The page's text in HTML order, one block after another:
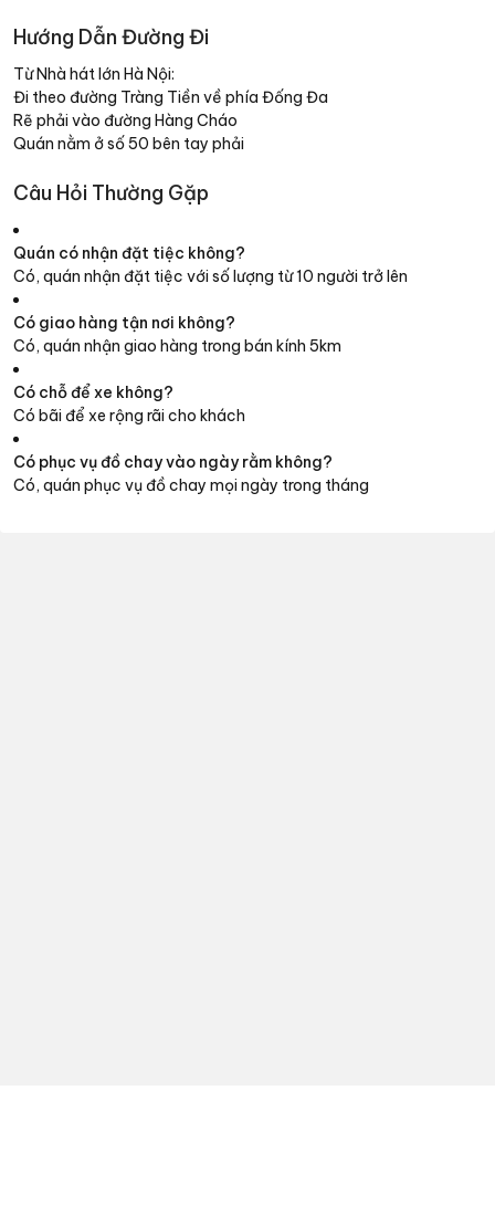
Hướng Dẫn Đường Đi
Từ Nhà hát lớn Hà Nội:
Đi theo đường Tràng Tiền về phía Đống Đa
Rẽ phải vào đường Hàng Cháo
Quán nằm ở số 50 bên tay phải
Câu Hỏi Thường Gặp
Quán có nhận đặt tiệc không?
Có, quán nhận đặt tiệc với số lượng từ 10 người trở lên
Có giao hàng tận nơi không?
Có, quán nhận giao hàng trong bán kính 5km
Có chỗ để xe không?
Có bãi để xe rộng rãi cho khách
Có phục vụ đồ chay vào ngày rằm không?
Có, quán phục vụ đồ chay mọi ngày trong tháng